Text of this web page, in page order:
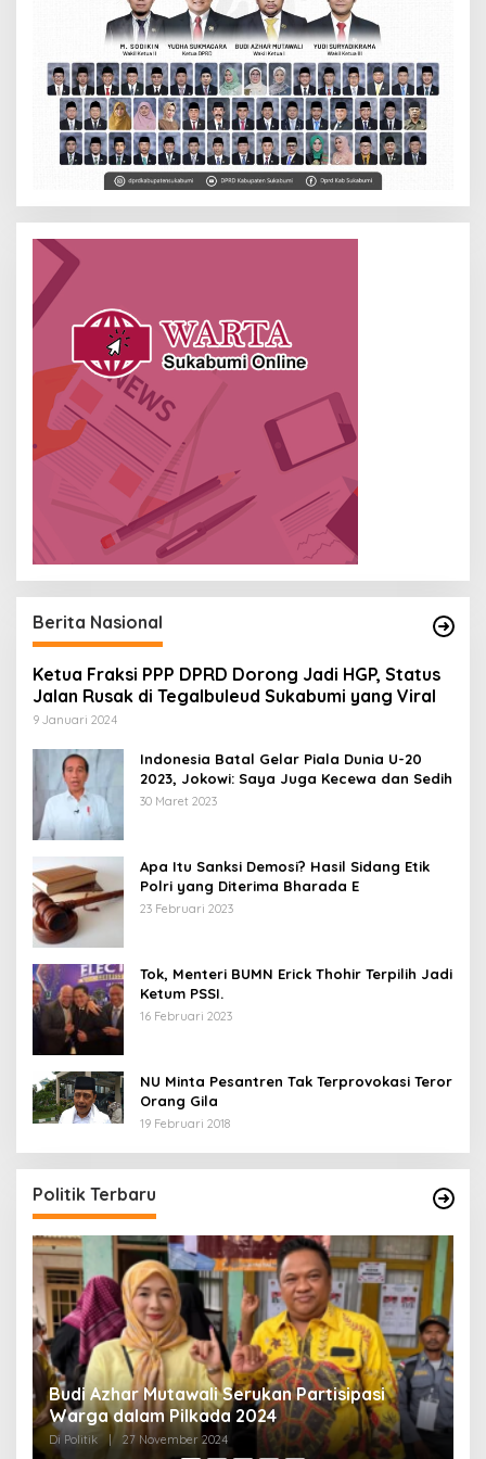
Berita Nasional
Ketua Fraksi PPP DPRD Dorong Jadi HGP, Status
Jalan Rusak di Tegalbuleud Sukabumi yang Viral
9 Januari 2024
Indonesia Batal Gelar Piala Dunia U-20
2023, Jokowi: Saya Juga Kecewa dan Sedih
30 Maret 2023
Apa Itu Sanksi Demosi? Hasil Sidang Etik
Polri yang Diterima Bharada E
23 Februari 2023
Tok, Menteri BUMN Erick Thohir Terpilih Jadi
Ketum PSSI.
16 Februari 2023
NU Minta Pesantren Tak Terprovokasi Teror
Orang Gila
19 Februari 2018
Politik Terbaru
Mendaftar di PKB
Di Politik | 24 April 2024